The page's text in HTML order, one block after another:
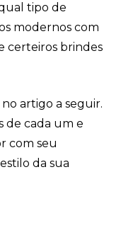
tipo de
modernos com
certeiros brindes
artigo a seguir.
de cada um e
com seu
da sua